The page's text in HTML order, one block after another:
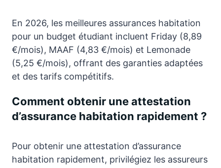
En 2026, les meilleures assurances habitation
pour un budget étudiant incluent Friday (8,89
€/mois), MAAF (4,83 €/mois) et Lemonade
(5,25 €/mois), offrant des garanties adaptées
et des tarifs compétitifs.
Comment obtenir une attestation
d’assurance habitation rapidement ?
Pour obtenir une attestation d’assurance
habitation rapidement, privilégiez les assureurs